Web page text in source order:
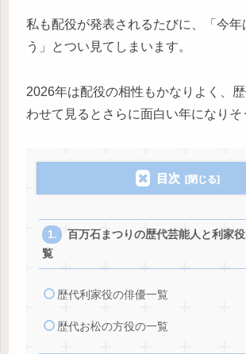
私も配役が発表されるたびに、「今年
う」とつい見てしまいます。
2026年は配役の相性もかなりよく、
わせて見るとさらに面白い年になりそ
目次
百万石まつりの歴代芸能人と利家
覧
歴代利家役の俳優一覧
歴代お松の方役の一覧